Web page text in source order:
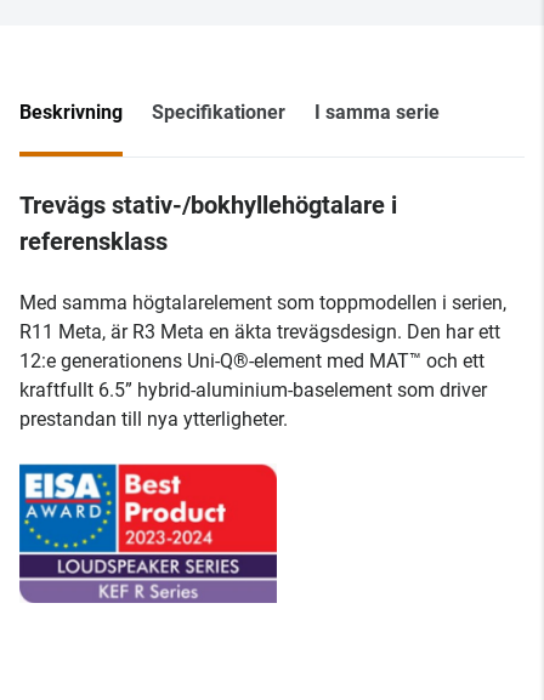
Beskrivning Specifikationer I samma serie
Trevägs stativ-/bokhyllehögtalare i
referensklass
Med samma högtalarelement som toppmodellen i serien,
R11 Meta, är R3 Meta en äkta trevägsdesign. Den har ett
12:e generationens Uni-Q®-element med MAT™ och ett
kraftfullt 6.5” hybrid-aluminium-baselement som driver
prestandan till nya ytterligheter.